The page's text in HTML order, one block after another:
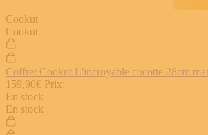
Cookut
Cookut
Coffret Cookut L'incroyable cocotte 28cm
159,90€ Prix:
En stock
En stock